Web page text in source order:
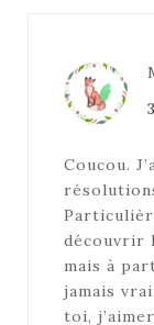
Coucou.
découvrir
mais à
jamais
toi,